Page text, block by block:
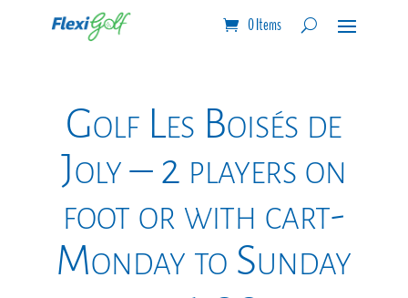
0 Items
Golf Les Boisés de
Joly – 2 players on
foot or with cart-
Monday to Sunday